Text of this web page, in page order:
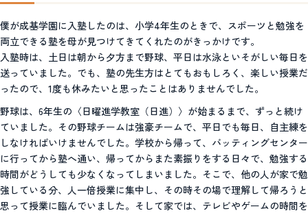
僕が成基学園に入塾したのは、小学4年生のときで、スポーツと勉強を
両立できる塾を母が見つけてきてくれたのがきっかけです。
入塾時は、土日は朝から夕方まで野球、平日は水泳といそがしい毎日を
送っていました。でも、塾の先生方はとてもおもしろく、楽しい授業だ
ったので、1度も休みたいと思ったことはありませんでした。
野球は、6年生の〈日曜進学教室（日進）〉が始まるまで、ずっと続け
ていました。その野球チームは強豪チームで、平日でも毎日、自主練を
しなければいけませんでした。学校から帰って、バッティングセンター
に行ってから塾へ通い、帰ってからまた素振りをする日々で、勉強する
時間がどうしても少なくなってしまいました。そこで、他の人が家で勉
強している分、人一倍授業に集中し、その時その場で理解して帰ろうと
思って授業に臨んでいました。そして家では、テレビやゲームの時間を